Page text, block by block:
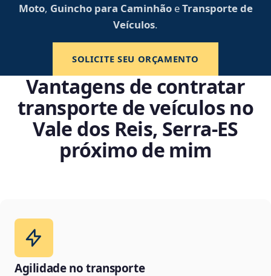
Moto, Guincho para CaminhãoeTransporte de
Veículos.
SOLICITE SEU ORÇAMENTO
Vantagens de contratar
transporte de veículos no
Vale dos Reis, Serra‑ES
próximo de mim
Agilidade no transporte